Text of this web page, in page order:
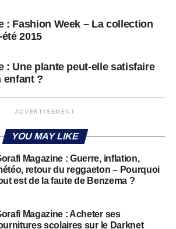
: Fashion Week – La collection
2015
: Une plante peut-elle satisfaire
enfant ?
ADVERTISEMENT
YOU MAY LIKE
Magazine : Guerre, inflation,
retour du reggaeton – Pourquoi
est de la faute de Benzema ?
Magazine : Acheter ses
scolaires sur le Darknet